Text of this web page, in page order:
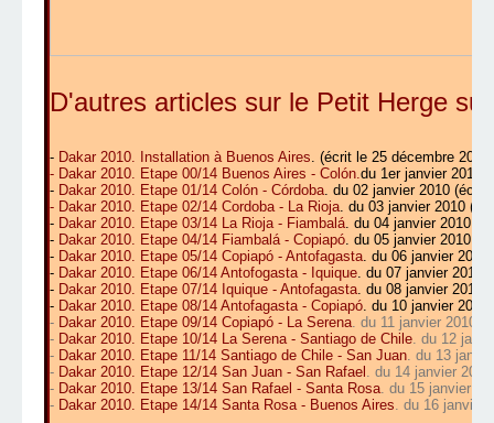
D'autres articles sur le Petit Herge
- Dakar 2010. Installation à Buenos Aires. (écrit le 25 décembre
- Dakar 2010. Etape 00/14 Buenos Aires - Colón.du 1er janvier 2010
- Dakar 2010. Etape 01/14 Colón - Córdoba. du 02 janvier 2010 (écrit
- Dakar 2010. Etape 02/14 Cordoba - La Rioja. du 03 janvier 2010
- Dakar 2010. Etape 03/14 La Rioja - Fiambalá. du 04 janvier 2010
- Dakar 2010. Etape 04/14 Fiambalá - Copiapó. du 05 janvier 2010
- Dakar 2010. Etape 05/14 Copiapó - Antofagasta. du 06 janvier
- Dakar 2010. Etape 06/14 Antofogasta - Iquique. du 07 janvier 2010
- Dakar 2010. Etape 07/14 Iquique - Antofagasta. du 08 janvier 2010
- Dakar 2010. Etape 08/14 Antofagasta - Copiapó. du 10 janvier
- Dakar 2010. Etape 09/14 Copiapó - La Serena. du 11 janvier 2010
- Dakar 2010. Etape 10/14 La Serena - Santiago de Chile. du 12
- Dakar 2010. Etape 11/14 Santiago de Chile - San Juan. du 13
- Dakar 2010. Etape 12/14 San Juan - San Rafael . du 14 janvier
- Dakar 2010. Etape 13/14 San Rafael - Santa Rosa. du 15 janvier
- Dakar 2010. Etape 14/14 Santa Rosa - Buenos Aires. du 16 janvier